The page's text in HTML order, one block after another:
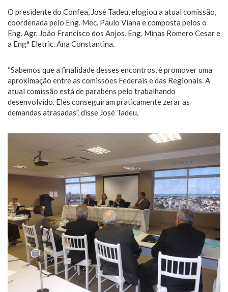
O presidente do Confea, José Tadeu, elogiou a atual comissão,
coordenada pelo Eng. Mec. Paulo Viana e composta pelos o
Eng. Agr. João Francisco dos Anjos, Eng. Minas Romero Cesar e
a Engª Eletric. Ana Constantina.
“Sabemos que a finalidade desses encontros, é promover uma
aproximação entre as comissões Federais e das Regionais. A
atual comissão está de parabéns pelo trabalhando
desenvolvido. Eles conseguiram praticamente zerar as
demandas atrasadas”, disse José Tadeu.